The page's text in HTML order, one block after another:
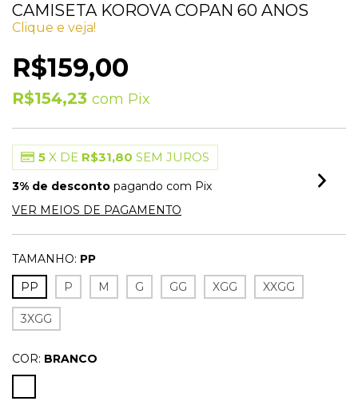
CAMISETA KOROVA COPAN 60 ANOS
Clique e veja!
R$159,00
R$154,23 com Pix
5 X DE R$31,80 SEM JUROS
3% de desconto pagando com Pix
VER MEIOS DE PAGAMENTO
TAMANHO: PP
PP
P M G GG XGG XXGG
3XGG
COR: BRANCO